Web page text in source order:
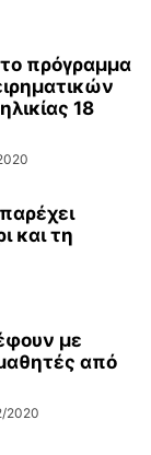
πρόγραμμα
18
και τη
με
από
2020